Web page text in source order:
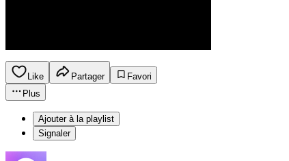
Like Partager
Favori
Plus
Ajouter à la playlist
Signaler